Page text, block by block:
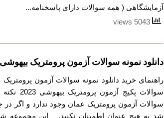
آزمایشگاهی ( همه سوالات دارای پاسخنامه...
دانلود نمونه سوالات آزمون پرومتریک بیهوشی
راهنمای خرید دانلود نمونه سوالات آزمون
سوالات
سوالات آزمون پرومتریک عمان وجود ندارد و اگر در
شد به هیچ عنوان اطمینان نکنید. این مجموعه